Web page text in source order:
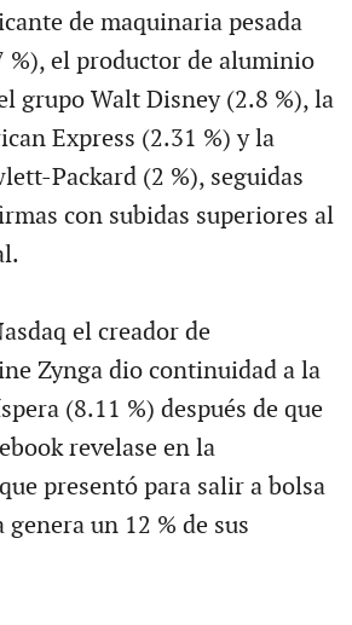
de maquinaria pesada
%), el productor de aluminio
grupo Walt Disney (2.8 %), la
Express (2.31 %) y la
Packard (2 %), seguidas
con subidas superiores al
el creador de
Zynga dio continuidad a la
(8.11 %) después de que
revelase en la
presentó para salir a bolsa
genera un 12 % de sus